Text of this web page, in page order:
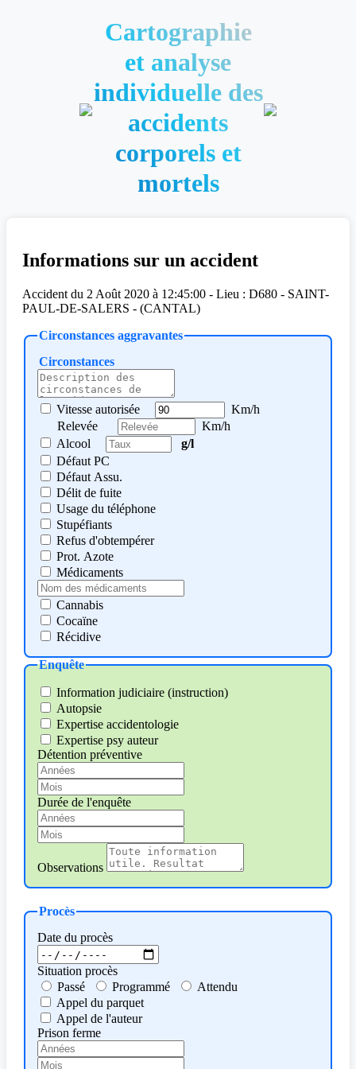
Cartographie
et analyse
individuelle des
accidents
corporels et
mortels
Informations sur un accident
Accident du 2 Août 2020 à 12:45:00 - Lieu : D680 - SAINT-
PAUL-DE-SALERS - (CANTAL)
Circonstances
Circonstances aggravantes
Vitesse autorisée
Km/h
Relevée
Km/h
Alcool
g/l
Défaut PC
Défaut Assu.
Délit de fuite
Usage du téléphone
Stupéfiants
Refus d'obtempérer
Prot. Azote
Médicaments
Cannabis
Cocaïne
Récidive
Enquête
Information judiciaire (instruction)
Autopsie
Expertise accidentologie
Expertise psy auteur
Détention préventive
Durée de l'enquête
Observations
Procès
Date du procès
Situation procès
Passé
Programmé
Attendu
Appel du parquet
Appel de l'auteur
Prison ferme